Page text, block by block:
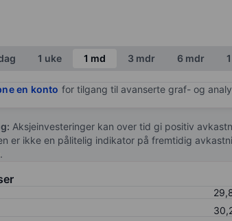
1 uke 1 md 3 mdr 6 mdr
en konto for tilgang til avanserte graf- og
Aksjeinvesteringer kan over tid gi positiv
er ikke en pålitelig indikator på fremtidig
.